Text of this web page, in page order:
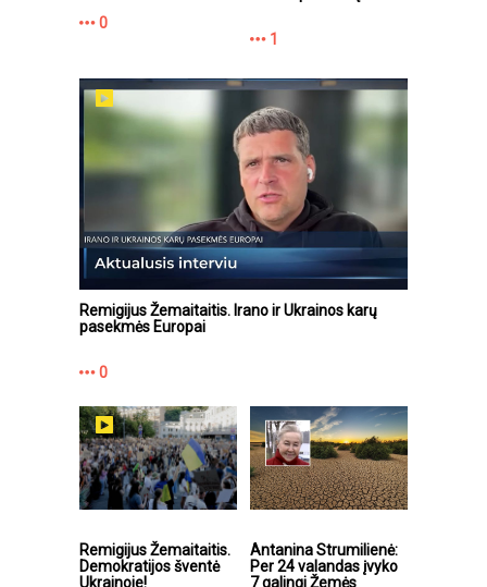
0
1
Remigijus Žemaitaitis. Irano ir Ukrainos karų
pasekmės Europai
0
Remigijus Žemaitaitis.
Demokratijos šventė
Ukrainoje!
Antanina Strumilienė:
Per 24 valandas įvyko
7 galingi Žemės